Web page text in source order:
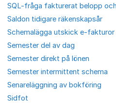
SQL-fråga fakturerat belopp
Saldon tidigare räkenskapsår
Schemalägga utskick e-fakturor
Semester del av dag
Semester direkt på lönen
Semester intermittent schema
Senareläggning av bokföring
Sidfot